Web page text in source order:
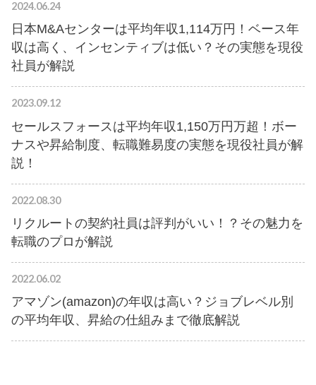
2024.06.24
日本M&Aセンターは平均年収1,114万円！ベース年
収は高く、インセンティブは低い？その実態を現役
社員が解説
2023.09.12
セールスフォースは平均年収1,150万円万超！ボー
ナスや昇給制度、転職難易度の実態を現役社員が解
説！
2022.08.30
リクルートの契約社員は評判がいい！？その魅力を
転職のプロが解説
2022.06.02
アマゾン(amazon)の年収は高い？ジョブレベル別
の平均年収、昇給の仕組みまで徹底解説